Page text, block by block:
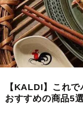
【KALDI】これ
おすすめの商品5